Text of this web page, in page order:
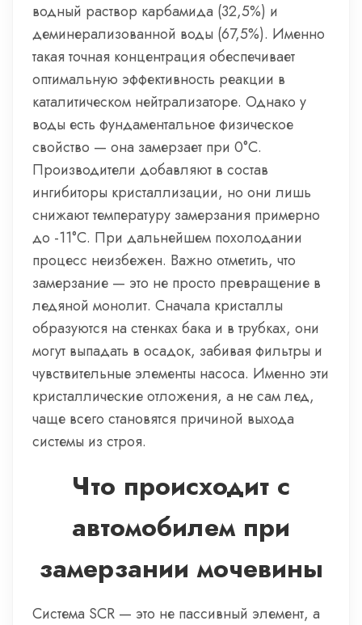
водный раствор карбамида (32,5%) и
деминерализованной воды (67,5%). Именно
такая точная концентрация обеспечивает
оптимальную эффективность реакции в
каталитическом нейтрализаторе. Однако у
воды есть фундаментальное физическое
свойство — она замерзает при 0°C.
Производители добавляют в состав
ингибиторы кристаллизации, но они лишь
снижают температуру замерзания примерно
до -11°C. При дальнейшем похолодании
процесс неизбежен. Важно отметить, что
замерзание — это не просто превращение в
ледяной монолит. Сначала кристаллы
образуются на стенках бака и в трубках, они
могут выпадать в осадок, забивая фильтры и
чувствительные элементы насоса. Именно эти
кристаллические отложения, а не сам лед,
чаще всего становятся причиной выхода
системы из строя.
Что происходит с
автомобилем при
замерзании мочевины
Система SCR — это не пассивный элемент, а